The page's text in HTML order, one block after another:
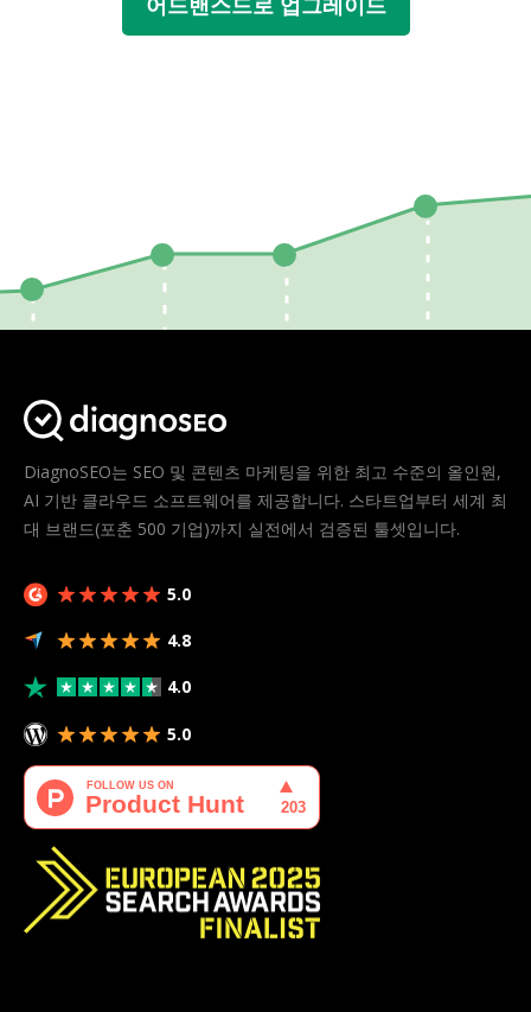
DiagnoSEO는 SEO 및 콘텐츠 마케팅을 위한 최고 수준의 올인원,
AI 기반 클라우드 소프트웨어를 제공합니다. 스타트업부터 세계 최
대 브랜드(포춘 500 기업)까지 실전에서 검증된 툴셋입니다.
5.0
4.8
4.0
5.0